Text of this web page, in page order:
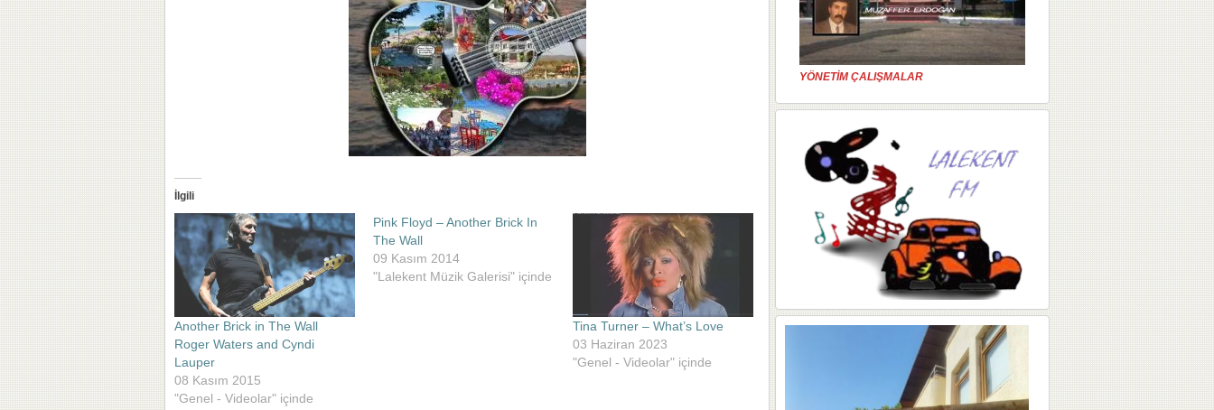
İlgili
Another Brick in The Wall
Roger Waters and Cyndi
Lauper
08 Kasım 2015
"Genel - Videolar" içinde
Pink Floyd – Another Brick In
The Wall
09 Kasım 2014
"Lalekent Müzik Galerisi" içinde
Tina Turner – What’s Love
03 Haziran 2023
"Genel - Videolar" içinde
YÖNETİM ÇALIŞMALAR